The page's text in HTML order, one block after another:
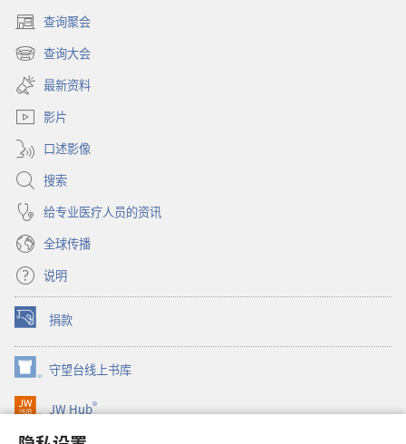
查询聚会
（打
开
新
窗
口）
查询大会
（打
开
新
窗
口）
最新资料
影片
口述影像
搜索
给专业医疗人员的资讯
全球传播
说明
捐款
（打
开
新
窗
口）
守望台线上书库
（打
开
新
JW Hub®
（打
开